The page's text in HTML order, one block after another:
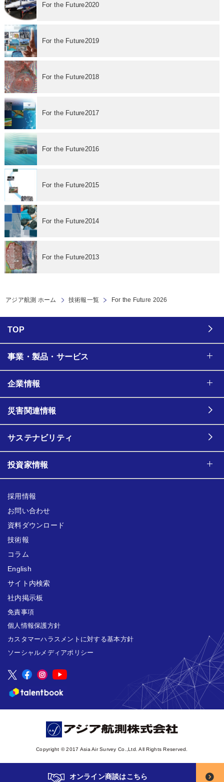
For the Future2020
For the Future2019
For the Future2018
For the Future2017
For the Future2016
For the Future2015
For the Future2014
For the Future2013
アジア航測 ホーム 技術報一覧 For the Future 2026
TOP
事業・製品・サービス
企業情報
災害関連情報
サステナビリティ
投資家情報
採用情報
お問い合わせ
資料ダウンロード
技術報
コラム
English
サイト内検索
社内掲示板
免責事項
個人情報保護方針
カスタマーハラスメントに対する基本方針
ソーシャルメディアポリシー
Copyright © 2017 Asia Air Survey Co.,Ltd. All Rights Reserved.
オンライン商談はこちら